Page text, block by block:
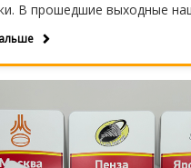
В прошедшие выходные
на марафоне